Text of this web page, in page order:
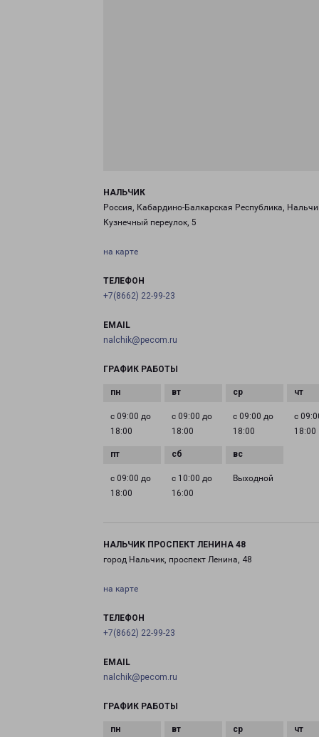
НАЛЬЧИК
Россия, Кабардино-Балкарская Республика,
Кузнечный переулок, 5
на карте
ТЕЛЕФОН
+7(8662) 22-99-23
EMAIL
nalchik@pecom.ru
ГРАФИК РАБОТЫ
с 09:00 до
18:00
с 09:00 до
18:00
с 09:00 до
18:00
с
18:00
с 09:00 до
18:00
с 10:00 до
16:00
Выходной
НАЛЬЧИК ПРОСПЕКТ ЛЕНИНА 48
город Нальчик, проспект Ленина, 48
на карте
ТЕЛЕФОН
+7(8662) 22-99-23
EMAIL
nalchik@pecom.ru
ГРАФИК РАБОТЫ